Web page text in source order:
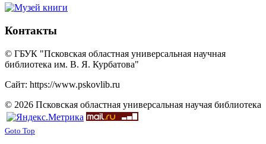
Контакты
© ГБУК "Псковская областная универсальная научная
библиотека им. В. Я. Курбатова"
Сайт: https://www.pskovlib.ru
© 2026 Псковская областная универсальная научая библиотека
Goto Top